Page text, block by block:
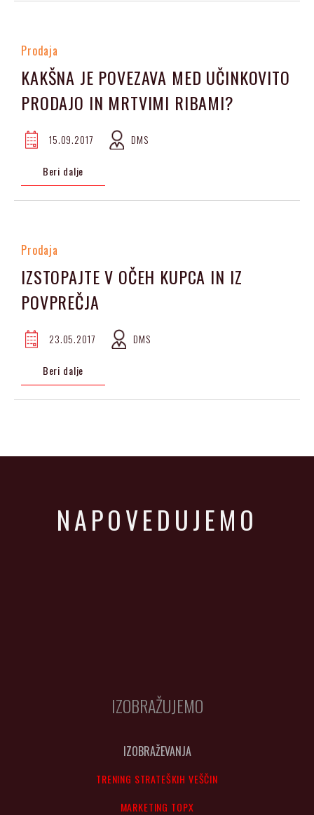
Prodaja
KAKŠNA JE POVEZAVA MED UČINKOVITO
PRODAJO IN MRTVIMI RIBAMI?
15.09.2017 DMS
Beri dalje
Prodaja
IZSTOPAJTE V OČEH KUPCA IN IZ
POVPREČJA
23.05.2017 DMS
Beri dalje
NAPOVEDUJEMO
IZOBRAŽUJEMO
IZOBRAŽEVANJA
TRENING STRATEŠKIH VEŠČIN
MARKETING TOPX